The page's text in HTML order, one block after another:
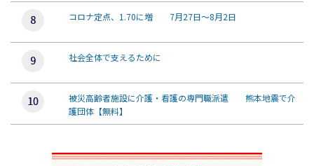
コロナ定点、1.70に増 7月27日～8月2日
社会全体で支えるために
被災高齢者施設に介護・看護の専門職派遣 熊本地震で介
護団体【無料】